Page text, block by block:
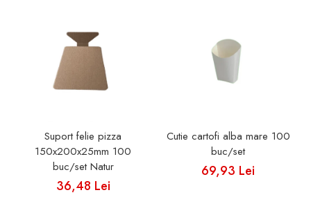
Suport felie pizza
150x200x25mm 100
buc/set Natur
36,48 Lei
Cutie cartofi alba mare 100
buc/set
69,93 Lei